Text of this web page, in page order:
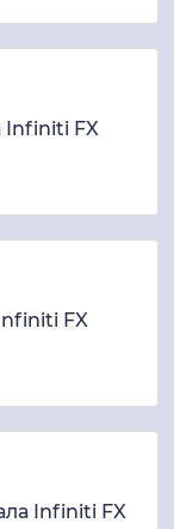
Infiniti FX
FX
Infiniti FX